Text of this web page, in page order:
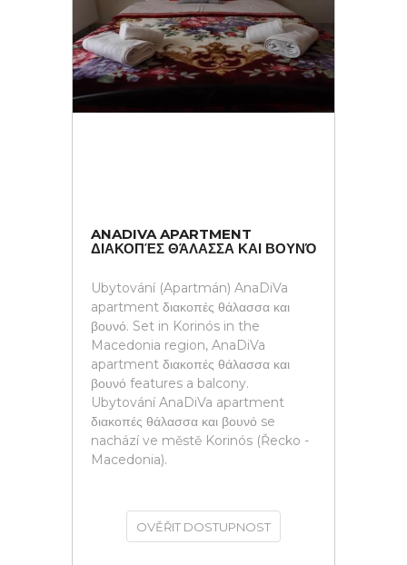
ANADIVA APARTMENT
ΔΙΑΚΟΠΈΣ ΘΆΛΑΣΣΑ ΚΑΙ ΒΟΥΝΌ
Ubytování (Apartmán) AnaDiVa
apartment διακοπές θάλασσα και
βουνό. Set in Korinós in the
Macedonia region, AnaDiVa
apartment διακοπές θάλασσα και
βουνό features a balcony.
Ubytování AnaDiVa apartment
διακοπές θάλασσα και βουνό se
nachází ve městě Korinós (Řecko -
Macedonia).
OVĚŘIT DOSTUPNOST